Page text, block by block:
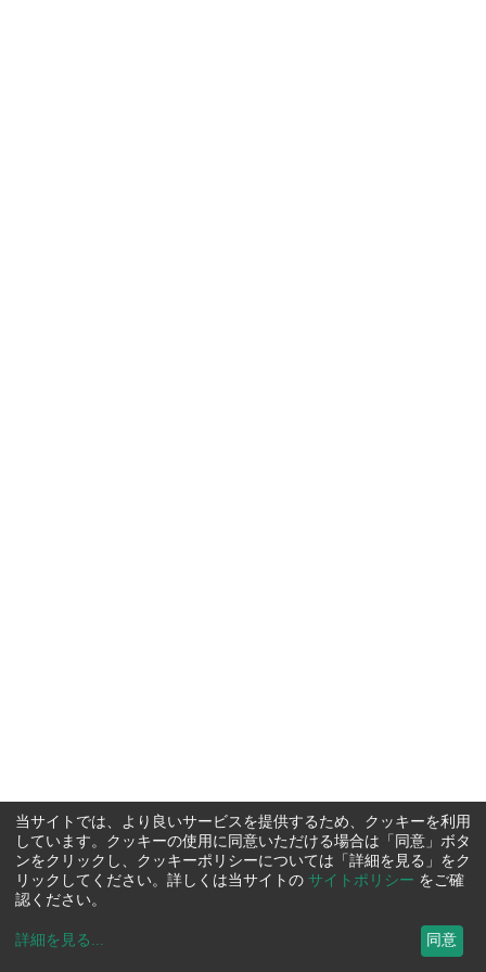
当サイトでは、より良いサービスを提供するため、クッキーを利用
しています。クッキーの使用に同意いただける場合は「同意」ボタ
ンをクリックし、クッキーポリシーについては「詳細を見る」をク
リックしてください。詳しくは当サイトの サイトポリシー をご確
認ください。
詳細を見る ... 同意